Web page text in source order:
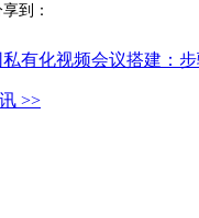
到：
私有化视频会议搭建：
>>